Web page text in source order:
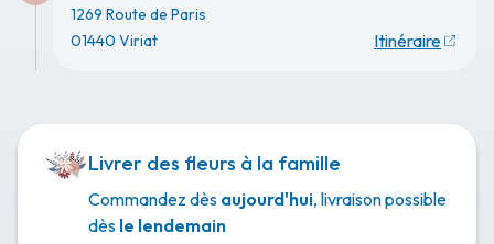
1269 Route de Paris
01440 Viriat
Itinéraire
Livrer des fleurs à la famille
Commandez dès aujourd'hui, livraison possible
dès le lendemain